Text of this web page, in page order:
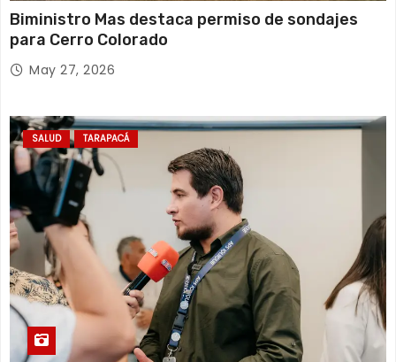
Biministro Mas destaca permiso de sondajes
para Cerro Colorado
May 27, 2026
SALUD TARAPACÁ